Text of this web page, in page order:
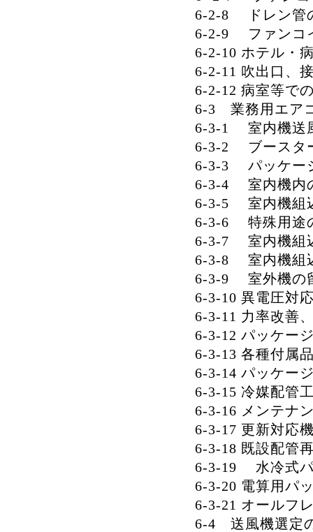
6-2-8 ドレン管
6-2-9 ファンコ
6-2-10 ホテル・
6-2-11 吹出口、
6-2-12 病室等で
6-3 業務用エア
6-3-1 室内機送
6-3-2 ブースタ
6-3-3 パッケー
6-3-4 室内機内
6-3-5 室内機組
6-3-6 特殊用途
6-3-7 室内機組
6-3-8 室内機組
6-3-9 室外機の
6-3-10 異電圧対
6-3-11 力率改善
6-3-12 パッケー
6-3-13 各種付属
6-3-14 パッケー
6-3-15 冷媒配管
6-3-16 メンテナ
6-3-17 更新対応
6-3-18 既設配管
6-3-19 水冷式
6-3-20 電算用パ
6-3-21 オールフ
6-4 送風機選定